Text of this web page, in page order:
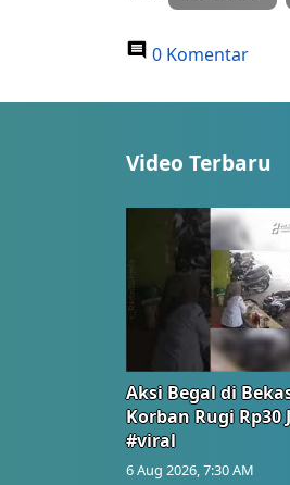
0 Komentar
Video Terbaru
Aksi Begal di
Korban Rugi Rp30
#viral
6 Aug 2026, 7:30 AM